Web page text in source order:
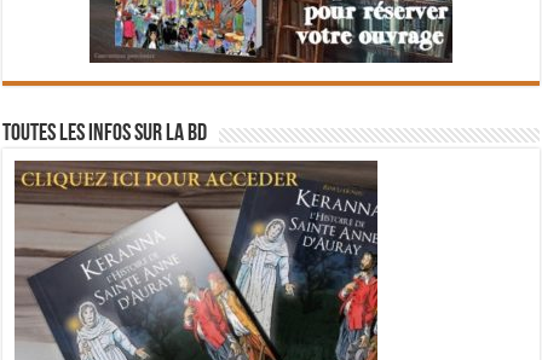
Toutes les infos sur la BD